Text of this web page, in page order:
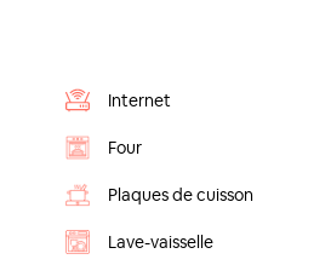
Internet
Four
Plaques de cuisson
Lave-vaisselle